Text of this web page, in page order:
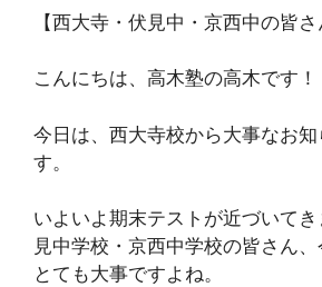
【西大寺・伏見中・京西中の皆さ
こんにちは、高木塾の高木です！
今日は、西大寺校から大事なお知
す。
いよいよ期末テストが近づいて
見中学校・京西中学校の皆さん
とても大事ですよね。